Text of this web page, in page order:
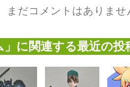
まだコメントはありませ
」に関連する最近の投